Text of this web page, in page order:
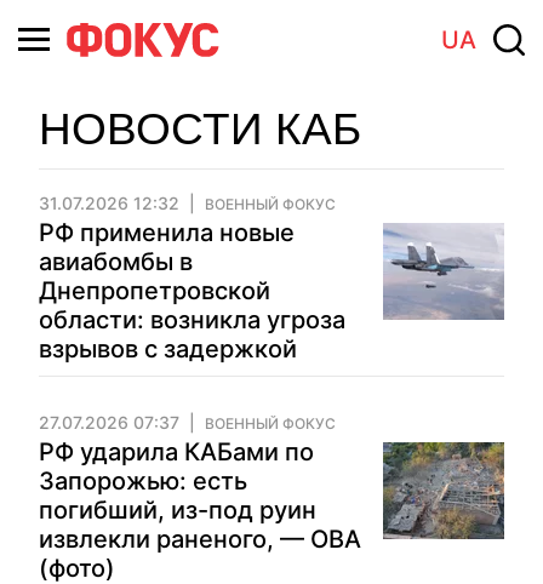
UA
НОВОСТИ КАБ
31.07.2026 12:32 ВОЕННЫЙ ФОКУС
РФ применила новые
авиабомбы в
Днепропетровской
области: возникла угроза
взрывов с задержкой
27.07.2026 07:37 ВОЕННЫЙ ФОКУС
РФ ударила КАБами по
Запорожью: есть
погибший, из-под руин
извлекли раненого, — ОВА
(фото)